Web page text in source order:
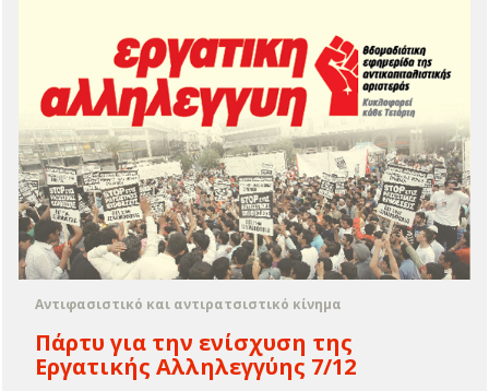
Αντιφασιστικό και αντιρατσιστικό κίνημα
Πάρτυ για την ενίσχυση της
Εργατικής Αλληλεγγύης 7/12